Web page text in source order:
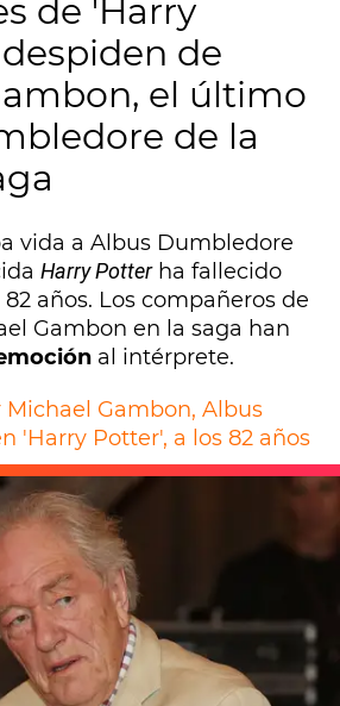
de 'Harry
de
el último
de la
vida a Albus Dumbledore
Harry Potterha fallecido
años. Los compañeros de
Gambon en la saga han
al intérprete.
Michael Gambon, Albus
'Harry Potter', a los 82 años